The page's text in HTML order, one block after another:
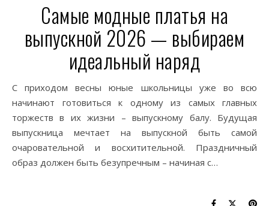
Самые модные платья на
выпускной 2026 — выбираем
идеальный наряд
С приходом весны юные школьницы уже во всю
начинают готовиться к одному из самых главных
торжеств в их жизни – выпускному балу. Будущая
выпускница мечтает на выпускной быть самой
очаровательной и восхитительной. Праздничный
образ должен быть безупречным – начиная с…